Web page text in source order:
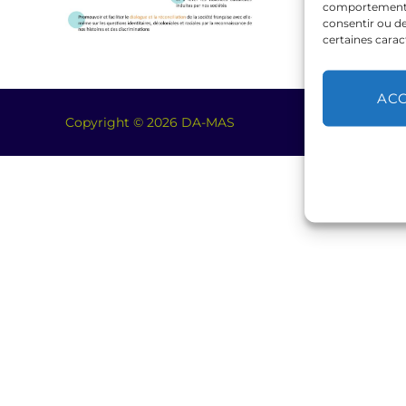
comportement
consentir ou
certaines
Copyright © 2026 DA-MAS